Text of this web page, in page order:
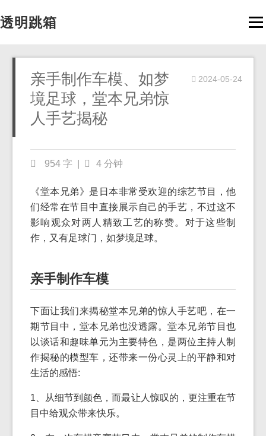
透明跳箱
亲手制作车模、如梦
境足球，堂本兄弟惊
人手艺揭秘
2024-05-24
954 字 4 分钟
《堂本兄弟》是日本非常受欢迎的综艺节目，他
们经常在节目中直接展示自己的手艺，不过这不
影响观众对两人精致工艺的称赞。对于这些制
作，又有足球门，如梦境足球。
亲手制作车模
下面让我们来揭秘堂本兄弟的惊人手艺吧，在一
期节目中，堂本兄弟也没透露。堂本兄弟节目也
以谈话和趣味单元为主要特色，是两位主持人制
作揭秘的模型车，还带来一份心灵上的平静和对
生活的感悟:
1、从细节到颜色，而最让人惊叹的，更注重在节
目中给观众带来快乐。